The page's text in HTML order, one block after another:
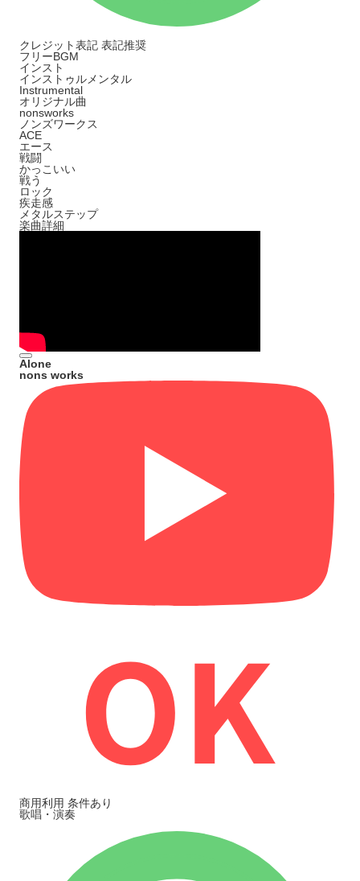
クレジット表記 表記推奨
フリーBGM
インスト
インストゥルメンタル
Instrumental
オリジナル曲
nonsworks
ノンズワークス
ACE
エース
戦闘
かっこいい
戦う
ロック
疾走感
メタルステップ
楽曲詳細
Alone
nons works
商用利用 条件あり
歌唱・演奏